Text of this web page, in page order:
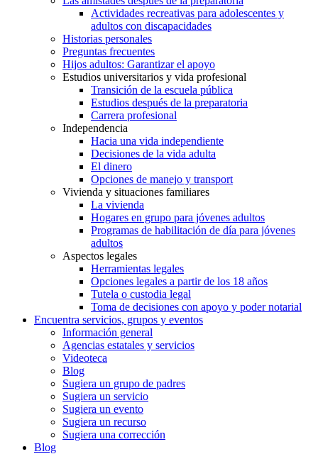
Actividades recreativas para adolescentes y
adultos con discapacidades
Historias personales
Preguntas frecuentes
Hijos adultos: Garantizar el apoyo
Estudios universitarios y vida profesional
Transición de la escuela pública
Estudios después de la preparatoria
Carrera profesional
Independencia
Hacia una vida independiente
Decisiones de la vida adulta
El dinero
Opciones de manejo y transport
Vivienda y situaciones familiares
La vivienda
Hogares en grupo para jóvenes adultos
Programas de habilitación de día para jóvenes
adultos
Aspectos legales
Herramientas legales
Opciones legales a partir de los 18 años
Tutela o custodia legal
Toma de decisiones con apoyo y poder notarial
Encuentra servicios, grupos y eventos
Información general
Agencias estatales y servicios
Videoteca
Blog
Sugiera un grupo de padres
Sugiera un servicio
Sugiera un evento
Sugiera un recurso
Sugiera una corrección
Blog